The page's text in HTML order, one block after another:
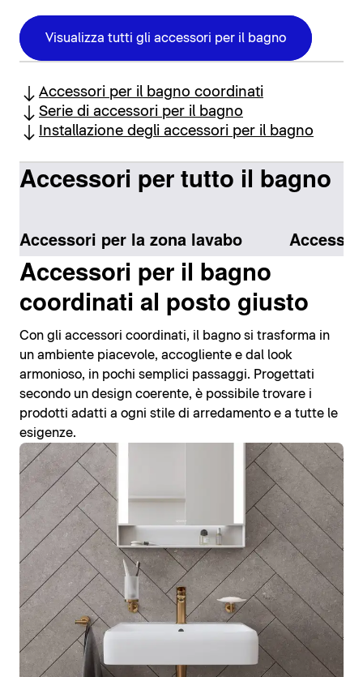
Visualizza tutti gli accessori per il bagno
Accessori per il bagno coordinati
Serie di accessori per il bagno
Installazione degli accessori per il bagno
Accessori per tutto il bagno
Accessori per la zona lavabo
Accessori per il bagno
coordinati al posto giusto
Con gli accessori coordinati, il bagno si trasforma in
un ambiente piacevole, accogliente e dal look
armonioso, in pochi semplici passaggi. Progettati
secondo un design coerente, è possibile trovare i
prodotti adatti a ogni stile di arredamento e a tutte le
esigenze.